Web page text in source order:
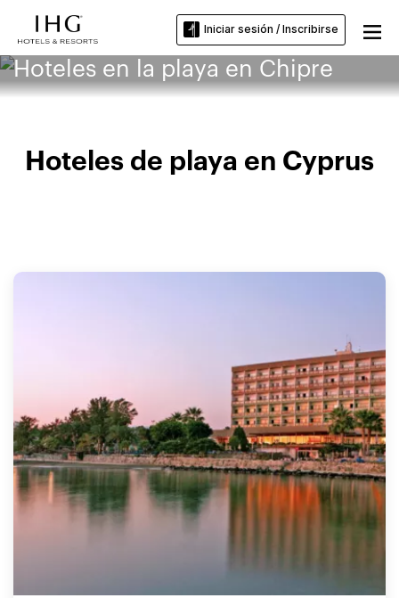
Iniciar sesión / Inscribirse
Hoteles en la playa en Chipre
Hoteles de playa en Cyprus